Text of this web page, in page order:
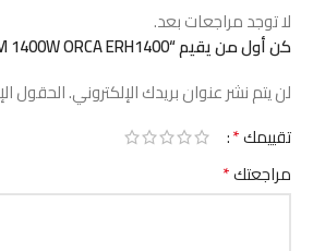
لا توجد مراجعات بعد.
كن أول من يقيم “MARTEAU PIQ 28MM 1400W ORCA ERH1400”
لن يتم نشر عنوان بريدك الإلكتروني.الحقول
تقييمك*
مراجعتك*